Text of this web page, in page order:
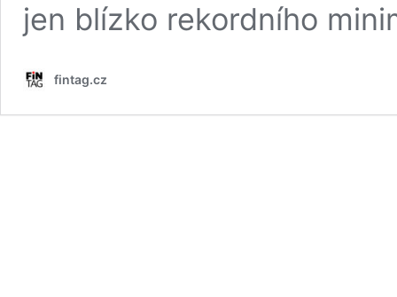
jen blízko rekordního
fintag.cz